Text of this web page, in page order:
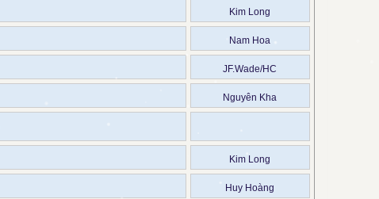
Kim Long
Nam Hoa
JF.Wade/HC
Nguyên Kha
Kim Long
Huy Hoàng